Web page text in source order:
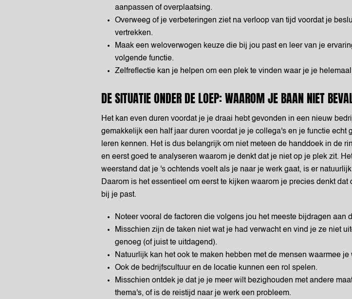
aanpassen of overplaatsing.
Overweeg of je verbeteringen ziet na verloop van tijd voordat je
vertrekken.
Maak een weloverwogen keuze die bij jou past en leer van je
volgende functie.
Zelfreflectie kan je helpen om een plek te vinden waar je je
DE SITUATIE ONDER DE LOEP: WAAROM JE BAAN NIET
Het kan even duren voordat je je draai hebt gevonden in een nieuw
gemakkelijk een half jaar duren voordat je je collega's en je functie echt
leren kennen. Het is dus belangrijk om niet meteen de handdoek in de
en eerst goed te analyseren waarom je denkt dat je niet op je plek zit.
weerstand dat je 's ochtends voelt als je naar je werk gaat, is er
Daarom is het essentieel om eerst te kijken waarom je precies denkt dat
bij je past.
Noteer vooral de factoren die volgens jou het meeste bijdragen aan
Misschien zijn de taken niet wat je had verwacht en vind je ze niet
genoeg (of juist te uitdagend).
Natuurlijk kan het ook te maken hebben met de mensen waarmee je
Ook de bedrijfscultuur en de locatie kunnen een rol spelen.
Misschien ontdek je dat je je meer wilt bezighouden met andere
thema's, of is de reistijd naar je werk een probleem.